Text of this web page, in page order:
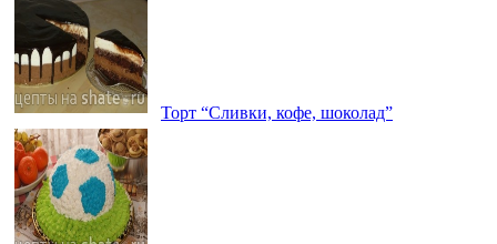
Торт “Сливки, кофе, шоколад”